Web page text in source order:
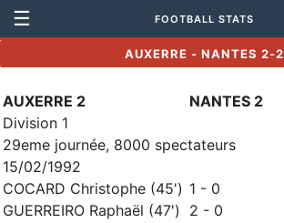
☰ FOOTBALL STATS
AUXERRE - NANTES 2-2
AUXERRE 2
NANTES 2
Division 1
29eme journée, 8000 spectateurs
15/02/1992
COCARD Christophe (45') 1 - 0
GUERREIRO Raphaël (47')
2 - 0